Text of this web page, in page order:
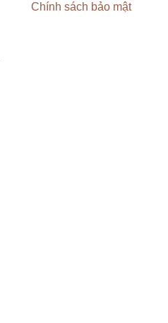
Chính sách bảo mật